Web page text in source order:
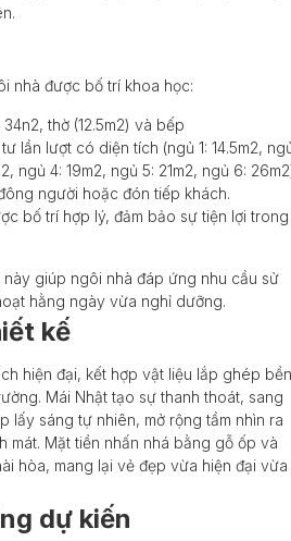
nhà được bố trí khoa học:
thờ (12.5m2) và bếp
lần lượt có diện tích (ngủ 1: 14.5m2,
ngủ 4: 19m2, ngủ 5: 21m2, ngủ 6:
người hoặc đón tiếp khách.
bố trí hợp lý, đảm bảo sự tiện lợi trong
giúp ngôi nhà đáp ứng nhu cầu sử
hằng ngày vừa nghỉ dưỡng.
kế
hiện đại, kết hợp vật liệu lắp ghép bền
Mái Nhật tạo sự thanh thoát, sang
lấy sáng tự nhiên, mở rộng tầm nhìn ra
mát. Mặt tiền nhấn nhá bằng gỗ ốp và
hòa, mang lại vẻ đẹp vừa hiện đại vừa
dự kiến